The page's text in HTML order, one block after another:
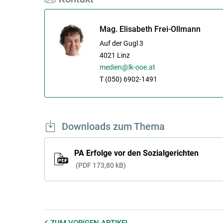
Mag. Elisabeth Frei-Ollmann
Auf der Gugl 3
4021 Linz
medien@lk-ooe.at
T (050) 6902-1491
Downloads zum Thema
PA Erfolge vor den Sozialgerichten
PDF 173,80 kB